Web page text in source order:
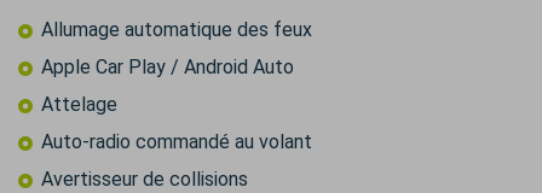
Allumage automatique des feux
Apple Car Play / Android Auto
Attelage
Auto-radio commandé au volant
Avertisseur de collisions